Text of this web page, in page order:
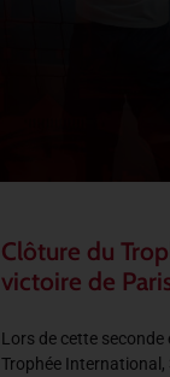
Clôture du
victoire de
Lors de cette seconde
Trophée